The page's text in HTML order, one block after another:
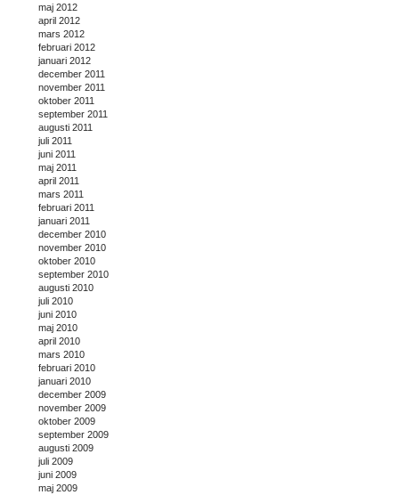
maj 2012
april 2012
mars 2012
februari 2012
januari 2012
december 2011
november 2011
oktober 2011
september 2011
augusti 2011
juli 2011
juni 2011
maj 2011
april 2011
mars 2011
februari 2011
januari 2011
december 2010
november 2010
oktober 2010
september 2010
augusti 2010
juli 2010
juni 2010
maj 2010
april 2010
mars 2010
februari 2010
januari 2010
december 2009
november 2009
oktober 2009
september 2009
augusti 2009
juli 2009
juni 2009
maj 2009